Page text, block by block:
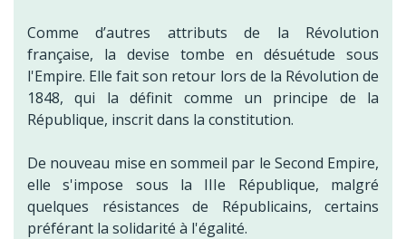
Comme d’autres attributs de la Révolution
française, la devise tombe en désuétude sous
l'Empire. Elle fait son retour lors de la Révolution de
1848, qui la définit comme un principe de la
République, inscrit dans la constitution.
De nouveau mise en sommeil par le Second Empire,
elle s'impose sous la IIIe République, malgré
quelques résistances de Républicains, certains
préférant la solidarité à l'égalité.